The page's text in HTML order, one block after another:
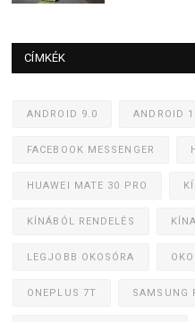
CÍMKÉK
ANDROID 9.0 ANDROID
FACEBOOK MESSENGER
HUAWEI MATE 30 PRO
KÍNÁBÓL RENDELÉS
LEGJOBB OKOSÓRA
ONEPLUS 7T SAMSUNG